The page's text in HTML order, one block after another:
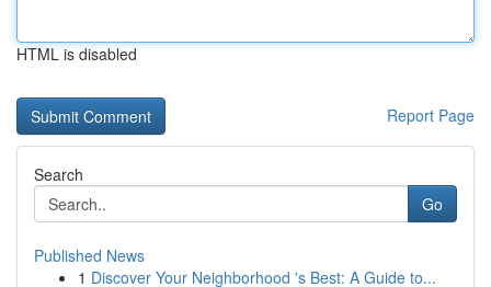
HTML is disabled
Report Page
Search
Go
Published News
1 Discover Your Neighborhood 's Best: A Guide to...